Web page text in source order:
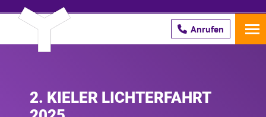
Anrufen
2. KIELER LICHTERFAHRT